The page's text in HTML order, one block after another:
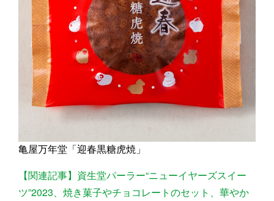
亀屋万年堂「迎春黒糖虎焼」
【関連記事】資生堂パーラー“ニューイヤーズスイー
ツ”2023、焼き菓子やチョコレートのセット、華やか